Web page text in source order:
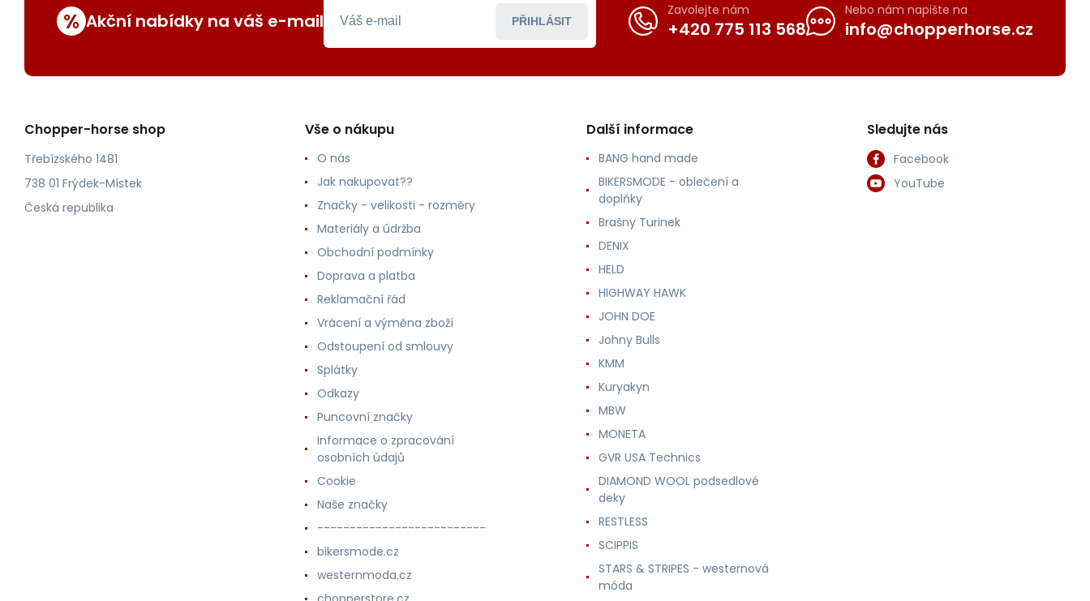
% Akční nabídky na váš e-mail PŘIHLÁSIT
Zavolejte nám
+420 775 113 568
Nebo nám napište na
info@chopperhorse.cz
Chopper-horse shop
Třebízského 1481
738 01 Frýdek-Místek
Česká republika
Vše o nákupu
O nás
Jak nakupovat??
Značky - velikosti - rozměry
Materiály a údržba
Obchodní podmínky
Doprava a platba
Reklamační řád
Vrácení a výměna zboží
Odstoupení od smlouvy
Splátky
Odkazy
Puncovní značky
Informace o zpracování
osobních údajů
Cookie
Naše značky
--------------------------
bikersmode.cz
westernmoda.cz
Další informace
BANG hand made
BIKERSMODE - oblečení a
doplňky
Brašny Turinek
DENIX
HELD
HIGHWAY HAWK
JOHN DOE
Johny Bulls
KMM
Kuryakyn
MBW
MONETA
GVR USA Technics
DIAMOND WOOL podsedlové
deky
RESTLESS
SCIPPIS
STARS & STRIPES - westernová
móda
Sledujte nás
Facebook
YouTube